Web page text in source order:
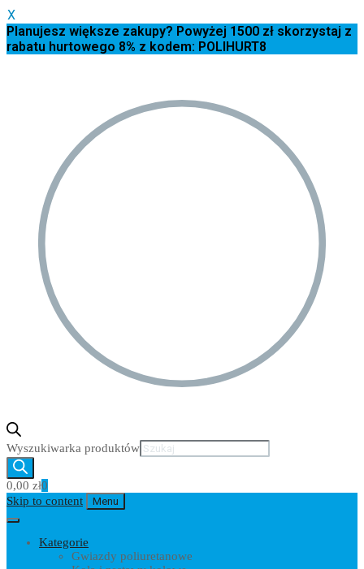
X
Planujesz większe zakupy? Powyżej 1500 zł skorzystaj z
rabatu hurtowego 8% z kodem: POLIHURT8
Wyszukiwarka produktów
0,00 zł0
Skip to content
Menu
Kategorie
Gwiazdy poliuretanowe